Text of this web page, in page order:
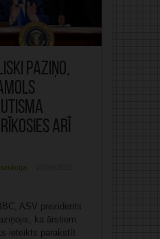
paziņo,
arī
ASV prezidents
ka ārstiem
ieteikts parakstīt